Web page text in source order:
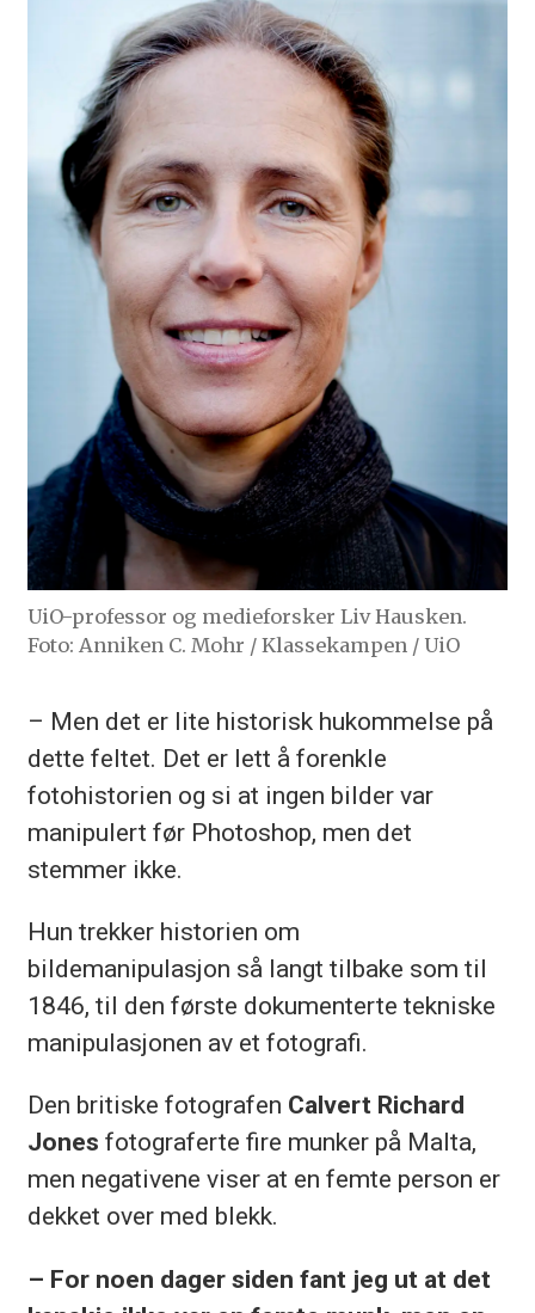
UiO-professor og medieforsker Liv Hausken.
Foto: Anniken C. Mohr / Klassekampen / UiO
– Men det er lite historisk hukommelse på
dette feltet. Det er lett å forenkle
fotohistorien og si at ingen bilder var
manipulert før Photoshop, men det
stemmer ikke.
Hun trekker historien om
bildemanipulasjon så langt tilbake som til
1846, til den første dokumenterte tekniske
manipulasjonen av et fotografi.
Den britiske fotografen Calvert Richard
Jones fotograferte fire munker på Malta,
men negativene viser at en femte person er
dekket over med blekk.
– For noen dager siden fant jeg ut at det